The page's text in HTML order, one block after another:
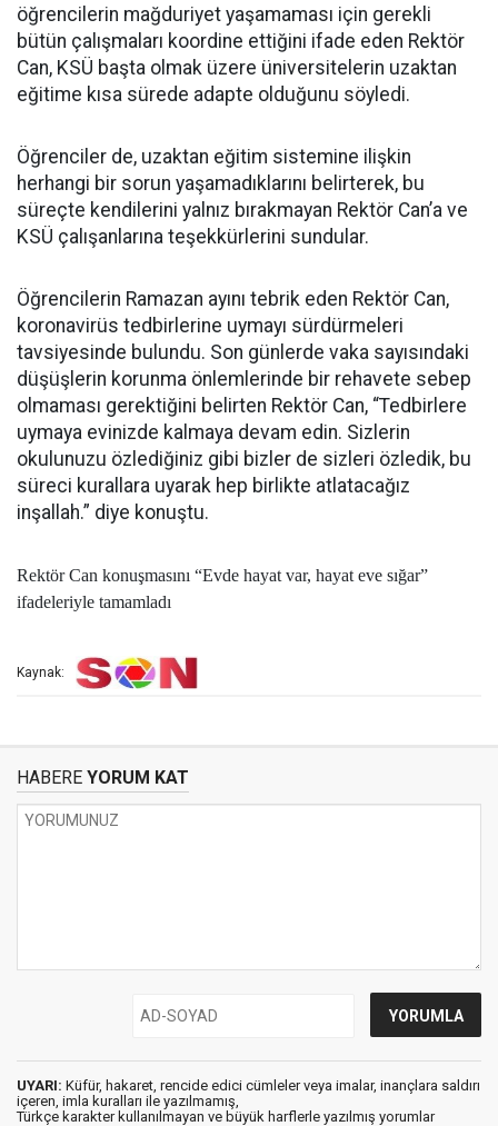
öğrencilerin mağduriyet yaşamaması için gerekli
bütün çalışmaları koordine ettiğini ifade eden Rektör
Can, KSÜ başta olmak üzere üniversitelerin uzaktan
eğitime kısa sürede adapte olduğunu söyledi.
Öğrenciler de, uzaktan eğitim sistemine ilişkin
herhangi bir sorun yaşamadıklarını belirterek, bu
süreçte kendilerini yalnız bırakmayan Rektör Can’a ve
KSÜ çalışanlarına teşekkürlerini sundular.
Öğrencilerin Ramazan ayını tebrik eden Rektör Can,
koronavirüs tedbirlerine uymayı sürdürmeleri
tavsiyesinde bulundu. Son günlerde vaka sayısındaki
düşüşlerin korunma önlemlerinde bir rehavete sebep
olmaması gerektiğini belirten Rektör Can, “Tedbirlere
uymaya evinizde kalmaya devam edin. Sizlerin
okulunuzu özlediğiniz gibi bizler de sizleri özledik, bu
süreci kurallara uyarak hep birlikte atlatacağız
inşallah.” diye konuştu.
Rektör Can konuşmasını “Evde hayat var, hayat eve sığar”
ifadeleriyle tamamladı
Kaynak:
HABERE YORUM KAT
UYARI: Küfür, hakaret, rencide edici cümleler veya imalar, inançlara saldırı
içeren, imla kuralları ile yazılmamış,
Türkçe karakter kullanılmayan ve büyük harflerle yazılmış yorumlar